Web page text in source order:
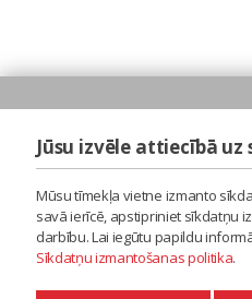
Jūsu izvēle attiecībā
Mūsu tīmekļa vietne izmanto
savā ierīcē, apstipriniet sīkdatņu
darbību. Lai iegūtu papildu
Sīkdatņu izmantošanas politika.